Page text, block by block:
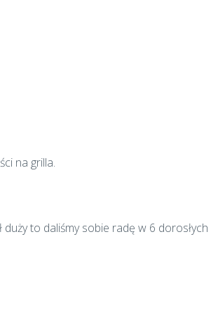
na grilla.
duży to daliśmy sobie radę w 6 dorosłych